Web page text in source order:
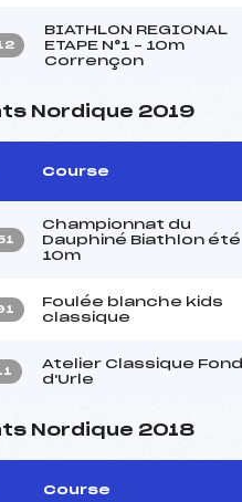
BIATHLON REGIONAL
ETAPE N°1 – 10m
Corrençon
Nordique 2019
Course
Championnat du
Dauphiné Biathlon été
10m
Foulée blanche kids
classique
Atelier Classique Fond
d'Urle
Nordique 2018
Course